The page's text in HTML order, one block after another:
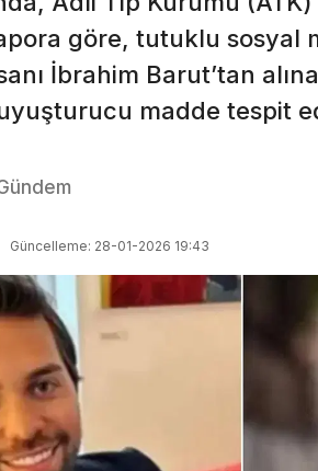
göre, tutuklu sosyal
İbrahim Barut’tan
madde tespit
Güncelleme: 28-01-2026 19:43